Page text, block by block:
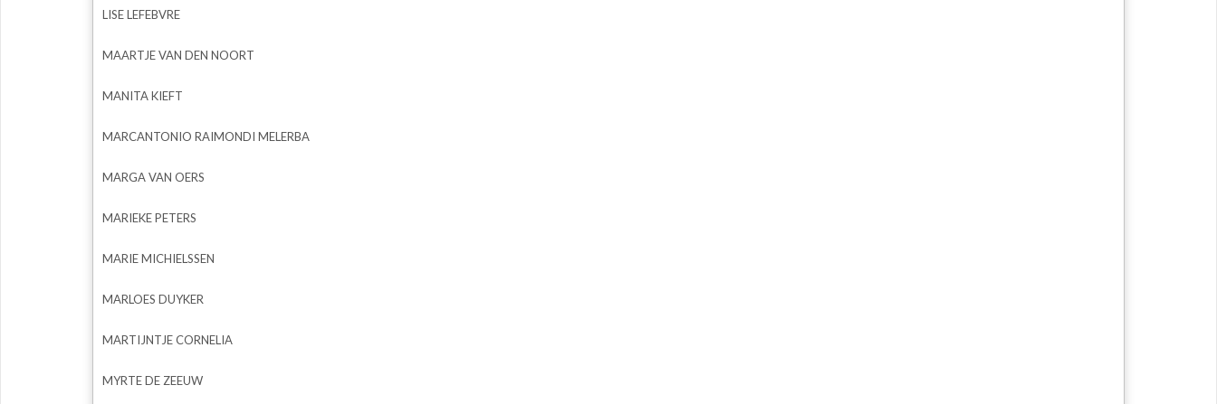
LISE LEFEBVRE
MAARTJE VAN DEN NOORT
MANITA KIEFT
MARCANTONIO RAIMONDI MELERBA
MARGA VAN OERS
MARIEKE PETERS
MARIE MICHIELSSEN
MARLOES DUYKER
MARTIJNTJE CORNELIA
MYRTE DE ZEEUW